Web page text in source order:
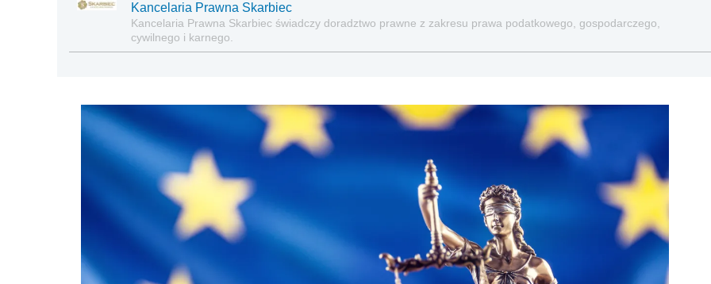
Kancelaria Prawna Skarbiec
Kancelaria Prawna Skarbiec świadczy doradztwo prawne z zakresu prawa podatkowego, gospodarczego,
cywilnego i karnego.